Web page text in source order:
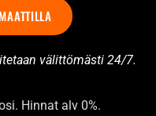
välittömästi 24/7.
Hinnat alv 0%.